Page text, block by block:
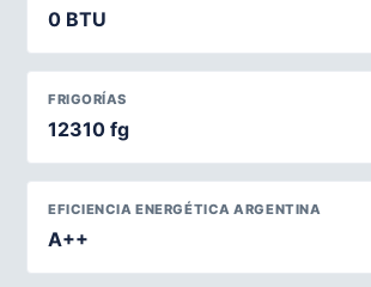
0 BTU
FRIGORÍAS
12310 fg
EFICIENCIA ENERGÉTICA ARGENTINA
A++